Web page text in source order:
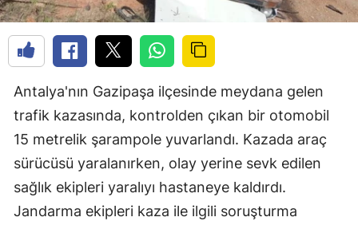
Antalya'nın Gazipaşa ilçesinde meydana gelen
trafik kazasında, kontrolden çıkan bir otomobil
15 metrelik şarampole yuvarlandı. Kazada araç
sürücüsü yaralanırken, olay yerine sevk edilen
sağlık ekipleri yaralıyı hastaneye kaldırdı.
Jandarma ekipleri kaza ile ilgili soruşturma